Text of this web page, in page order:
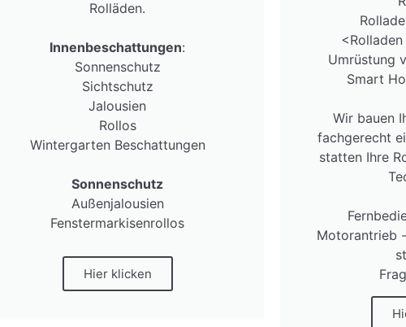
Rolläden.
Innenbeschattungen:
Sonnenschutz
Sichtschutz
Jalousien
Rollos
Wintergarten Beschattungen
Sonnenschutz
Außenjalousien
Fenstermarkisenrollos
Hier klicken
Umrüstung
Smart
Wir bauen
fachgerecht
statten Ihre
Motorantrieb